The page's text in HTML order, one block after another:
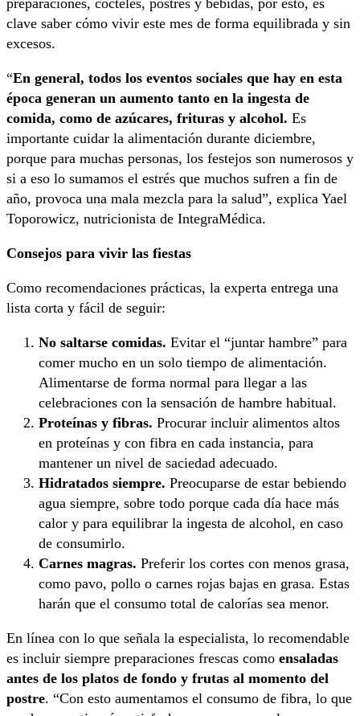
clave saber cómo vivir este mes de forma equilibrada y sin
excesos.
“En general, todos los eventos sociales que hay en esta
época generan un aumento tanto en la ingesta de
comida, como de azúcares, frituras y alcohol. Es
importante cuidar la alimentación durante diciembre,
porque para muchas personas, los festejos son numerosos y
si a eso lo sumamos el estrés que muchos sufren a fin de
año, provoca una mala mezcla para la salud”, explica Yael
Toporowicz, nutricionista de IntegraMédica.
Consejos para vivir las fiestas
Como recomendaciones prácticas, la experta entrega una
lista corta y fácil de seguir:
No saltarse comidas. Evitar el “juntar hambre” para
comer mucho en un solo tiempo de alimentación.
Alimentarse de forma normal para llegar a las
celebraciones con la sensación de hambre habitual.
Proteínas y fibras. Procurar incluir alimentos altos
en proteínas y con fibra en cada instancia, para
mantener un nivel de saciedad adecuado.
Hidratados siempre. Preocuparse de estar bebiendo
agua siempre, sobre todo porque cada día hace más
calor y para equilibrar la ingesta de alcohol, en caso
de consumirlo.
Carnes magras. Preferir los cortes con menos grasa,
como pavo, pollo o carnes rojas bajas en grasa. Estas
harán que el consumo total de calorías sea menor.
En línea con lo que señala la especialista, lo recomendable
es incluir siempre preparaciones frescas como ensaladas
antes de los platos de fondo y frutas al momento del
postre. “Con esto aumentamos el consumo de fibra, lo que